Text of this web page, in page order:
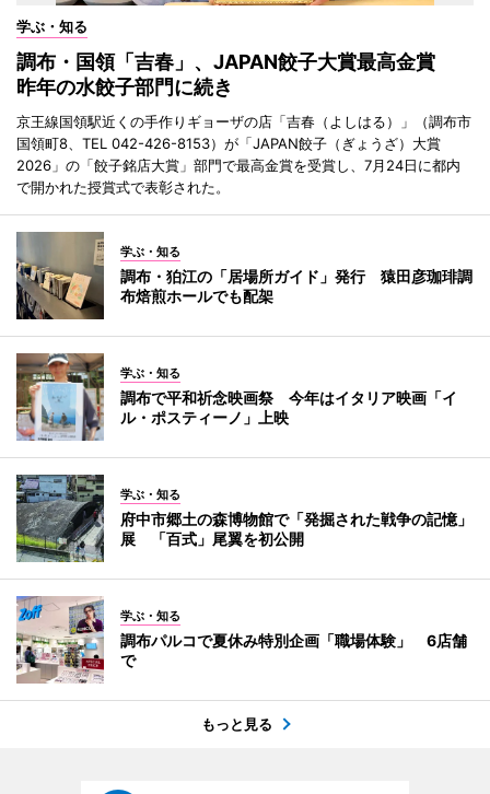
学ぶ・知る
調布・国領「吉春」、JAPAN餃子大賞最高金賞
昨年の水餃子部門に続き
京王線国領駅近くの手作りギョーザの店「吉春（よしはる）」（調布市
国領町8、TEL 042-426-8153）が「JAPAN餃子（ぎょうざ）大賞
2026」の「餃子銘店大賞」部門で最高金賞を受賞し、7月24日に都内
で開かれた授賞式で表彰された。
学ぶ・知る
調布・狛江の「居場所ガイド」発行 猿田彦珈琲調
布焙煎ホールでも配架
学ぶ・知る
調布で平和祈念映画祭 今年はイタリア映画「イ
ル・ポスティーノ」上映
学ぶ・知る
府中市郷土の森博物館で「発掘された戦争の記憶」
展 「百式」尾翼を初公開
学ぶ・知る
調布パルコで夏休み特別企画「職場体験」 6店舗
で
もっと見る